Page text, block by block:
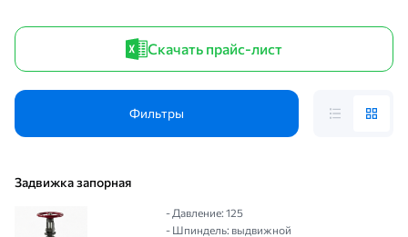
Скачать прайс-лист
Фильтры
Задвижка запорная
- Давление: 125
- Шпиндель: выдвижной